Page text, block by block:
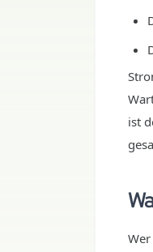
ist